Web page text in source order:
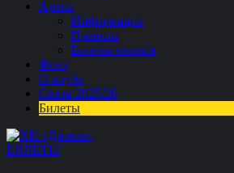
Арена
Информация
Правила
Билеты онлайн
Фото
О клубе
Сезон 2025/26
Билеты
БИЛЕТЫ